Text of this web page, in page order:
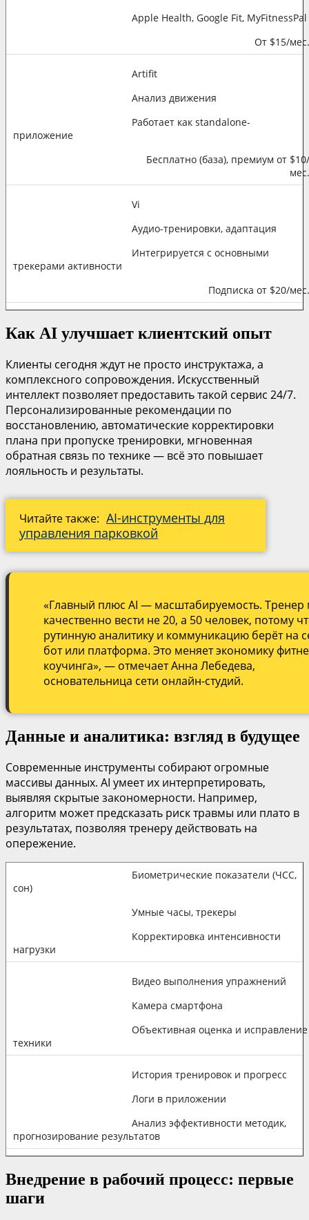
Apple Health, Google Fit, MyFitnessPal
От $15/мес.
Artifit
Анализ движения
Работает как standalone-
приложение
Бесплатно (база), премиум от $10/
мес.
Vi
Аудио-тренировки, адаптация
Интегрируется с основными
трекерами активности
Подписка от $20/мес.
Как AI улучшает клиентский опыт
Клиенты сегодня ждут не просто инструктажа, а
комплексного сопровождения. Искусственный
интеллект позволяет предоставить такой сервис 24/7.
Персонализированные рекомендации по
восстановлению, автоматические корректировки
плана при пропуске тренировки, мгновенная
обратная связь по технике — всё это повышает
лояльность и результаты.
Читайте также: AI-инструменты для
управления парковкой
«Главный плюс AI — масштабируемость. Тренер
качественно вести не 20, а 50 человек, потому
рутинную аналитику и коммуникацию берёт на
бот или платформа. Это меняет экономику
коучинга», — отмечает Анна Лебедева,
основательница сети онлайн-студий.
Данные и аналитика: взгляд в будущее
Современные инструменты собирают огромные
массивы данных. AI умеет их интерпретировать,
выявляя скрытые закономерности. Например,
алгоритм может предсказать риск травмы или плато в
результатах, позволяя тренеру действовать на
опережение.
Биометрические показатели (ЧСС,
сон)
Умные часы, трекеры
Корректировка интенсивности
нагрузки
Видео выполнения упражнений
Камера смартфона
Объективная оценка и исправление
техники
История тренировок и прогресс
Логи в приложении
Анализ эффективности методик,
прогнозирование результатов
Внедрение в рабочий процесс: первые
шаги